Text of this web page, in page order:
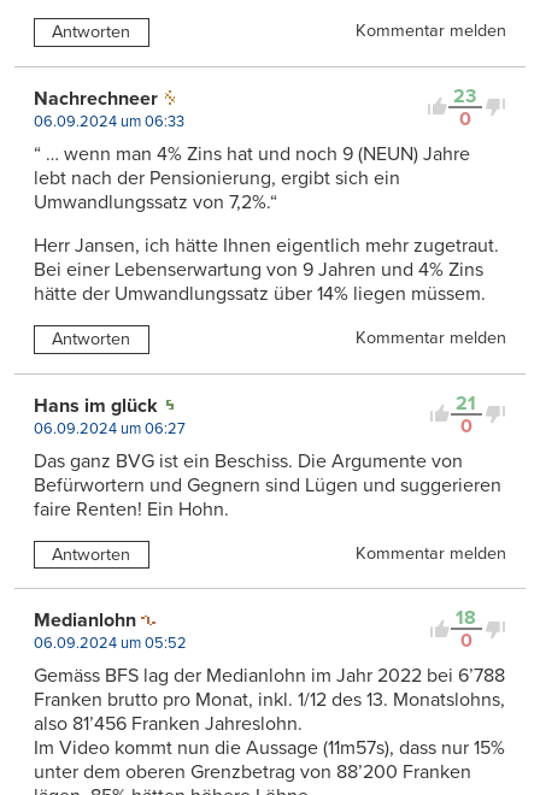
Antworten Kommentar melden
23
0
Nachrechneer
06.09.2024 um 06:33
“ … wenn man 4% Zins hat und noch 9 (NEUN) Jahre
lebt nach der Pensionierung, ergibt sich ein
Umwandlungssatz von 7,2%.“
Herr Jansen, ich hätte Ihnen eigentlich mehr zugetraut.
Bei einer Lebenserwartung von 9 Jahren und 4% Zins
hätte der Umwandlungssatz über 14% liegen müssem.
Antworten Kommentar melden
21
0
Hans im glück
06.09.2024 um 06:27
Das ganz BVG ist ein Beschiss. Die Argumente von
Befürwortern und Gegnern sind Lügen und suggerieren
faire Renten! Ein Hohn.
Antworten Kommentar melden
18
0
Medianlohn
06.09.2024 um 05:52
Gemäss BFS lag der Medianlohn im Jahr 2022 bei 6’788
Franken brutto pro Monat, inkl. 1/12 des 13. Monatslohns,
also 81’456 Franken Jahreslohn.
Im Video kommt nun die Aussage (11m57s), dass nur 15%
unter dem oberen Grenzbetrag von 88’200 Franken